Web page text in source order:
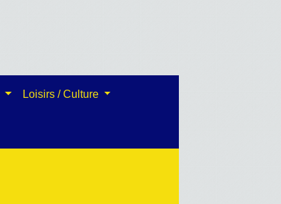
Loisirs / Culture